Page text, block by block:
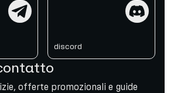
discord
offerte promozionali e guide